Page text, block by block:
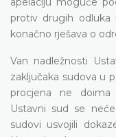
protiv drugih odluka
konačno rješava o
Van nadležnosti
zaključaka sudova u
procjena ne
Ustavni sud se
sudovi usvojili